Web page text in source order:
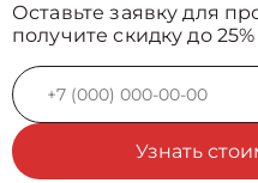
Оставьте заявку для
получите скидку до 25%
Узнать